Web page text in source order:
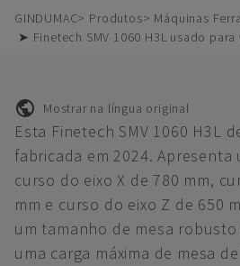
GINDUMAC Produtos
Máquinas
➤ Finetech SMV 1060 H3L usado
Mostrar na língua original
Esta Finetech SMV 1060 H3L
fabricada em 2024.
curso do eixo X de 780 mm,
mm e curso do eixo Z de 650
um tamanho de mesa robusto
uma carga máxima de mesa